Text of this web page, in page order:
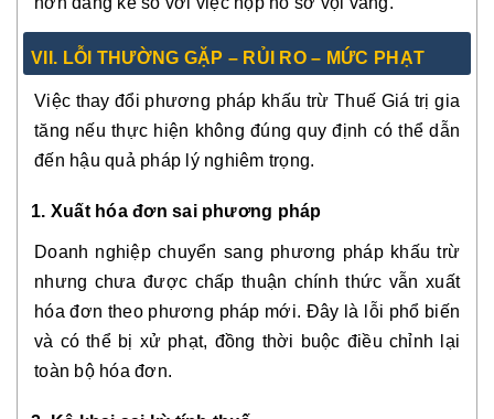
VII. LỖI THƯỜNG GẶP – RỦI RO – MỨC PHẠT
Việc thay đổi phương pháp khấu trừ Thuế Giá trị gia
tăng nếu thực hiện không đúng quy định có thể dẫn
đến hậu quả pháp lý nghiêm trọng.
1. Xuất hóa đơn sai phương pháp
Doanh nghiệp chuyển sang phương pháp khấu trừ
nhưng chưa được chấp thuận chính thức vẫn xuất
hóa đơn theo phương pháp mới. Đây là lỗi phổ biến
và có thể bị xử phạt, đồng thời buộc điều chỉnh lại
toàn bộ hóa đơn.